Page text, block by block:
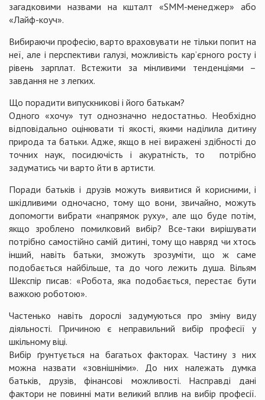
загадковими назвами на кшталт «SMM-менеджер» або
«Лайф-коуч».
Вибираючи професію, варто враховувати не тільки попит на
неї, але і перспективи галузі, можливість кар’єрного росту і
рівень зарплат. Встежити за мінливими тенденціями –
завдання не з легких.
Що порадити випускникові і його батькам?
Одного «хочу» тут однозначно недостатньо. Необхідно
відповідально оцінювати ті якості, якими наділила дитину
природа та батьки. Адже, якщо в неї виражені здібності до
точних наук, посидючість і акуратність, то потрібно
задуматись чи варто йти в артисти.
Поради батьків і друзів можуть виявитися й корисними, і
шкідливими одночасно, тому що вони, звичайно, можуть
допомогти вибрати «напрямок руху», але що буде потім,
якщо зроблено помилковий вибір? Все-таки вирішувати
потрібно самостійно самій дитині, тому що навряд чи хтось
інший, навіть батьки, зможуть зрозуміти, що ж саме
подобається найбільше, та до чого лежить душа. Вільям
Шекспір писав: «Робота, яка подобається, перестає бути
важкою роботою».
Частенько навіть дорослі задумуються про зміну виду
діяльності. Причиною є неправильний вибір професії у
шкільному віці.
Вибір ґрунтується на багатьох факторах. Частину з них
можна назвати «зовнішніми». До них належать думка
батьків, друзів, фінансові можливості. Насправді дані
фактори не повинні мати великий вплив на вибір професії.